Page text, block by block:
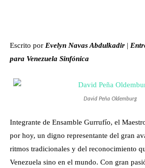
Escrito por Evelyn Navas Abdulkadir |
para Venezuela Sinfónica
David Peña Oldemburg
Integrante de Ensamble Gurrufío, el
por hoy, un digno representante del gran
ritmos tradicionales y del reconocimiento
Venezuela sino en el mundo. Con gran